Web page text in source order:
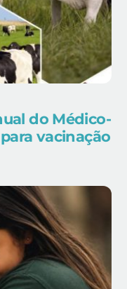
do Médico-
vacinação